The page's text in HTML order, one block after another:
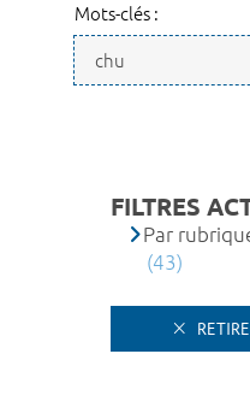
Mots-clés :
FILTRES
Par
(43)